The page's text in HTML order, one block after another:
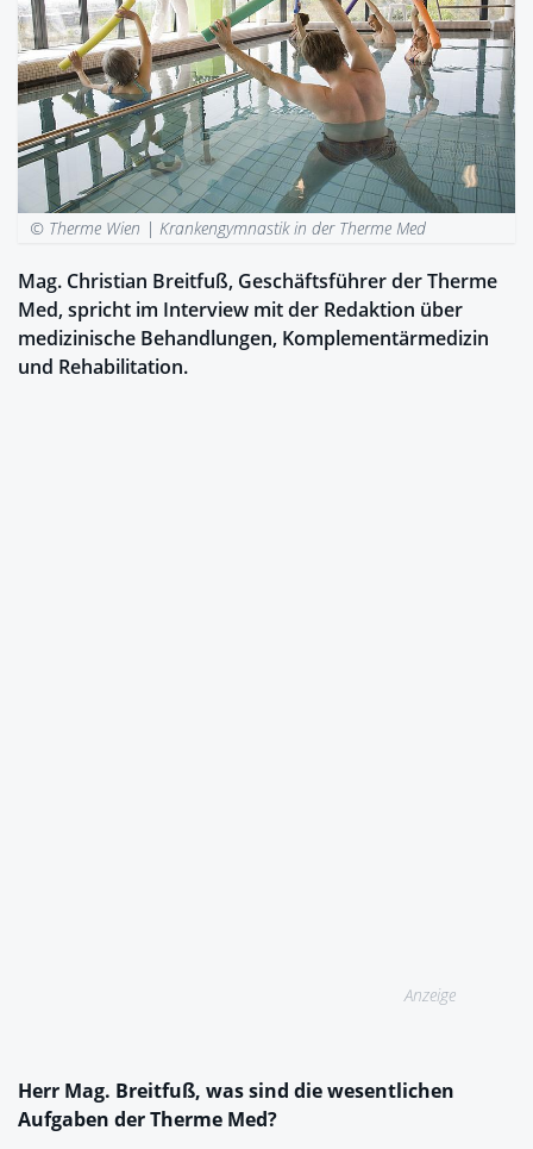
© Therme Wien | Krankengymnastik in der Therme Med
Mag. Christian Breitfuß, Geschäftsführer der Therme
Med, spricht im Interview mit der Redaktion über
medizinische Behandlungen, Komplementärmedizin
und Rehabilitation.
Anzeige
Herr Mag. Breitfuß, was sind die wesentlichen
Aufgaben der Therme Med?